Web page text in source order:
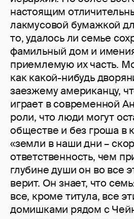
настоящим
лакмусовой бумажкой
то, удалось ли семье
фамильный дом и
приемлемую их часть.
как какой-нибудь
заезжему американцу,
играет в современной
роли, что люди могут
обществе и без гроша в
«земли в наши дни –
ответственность, чем
глубине души он во все
верит. Он знает, что
все, кроме титула, все
домишками рядом с